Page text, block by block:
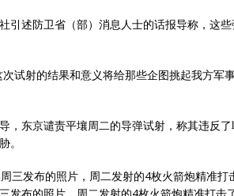
引述防卫省（部）消息人士的话报导称，这
次试射的结果和意义将给那些企图挑起我方军
，东京谴责平壤周二的导弹试射，称其违反
。